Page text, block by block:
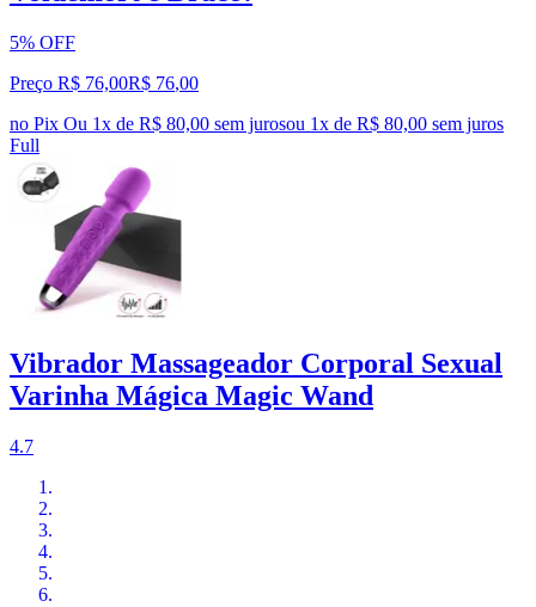
5% OFF
Preço R$ 76,00R$ 76,00
no Pix Ou 1x de R$ 80,00 sem jurosou 1x de R$ 80,00 sem juros
Full
Vibrador Massageador Corporal Sexual
Varinha Mágica Magic Wand
4.7